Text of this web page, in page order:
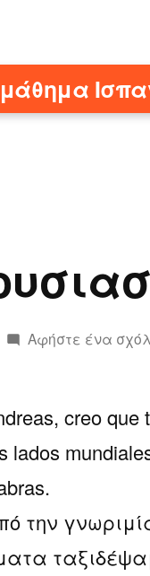
Αφήστε ένα
creo que
lados
την